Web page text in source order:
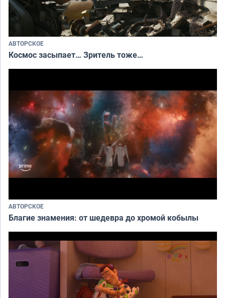
АВТОРСКОЕ
Космос засыпает… Зритель тоже…
АВТОРСКОЕ
Благие знамения: от шедевра до хромой кобылы